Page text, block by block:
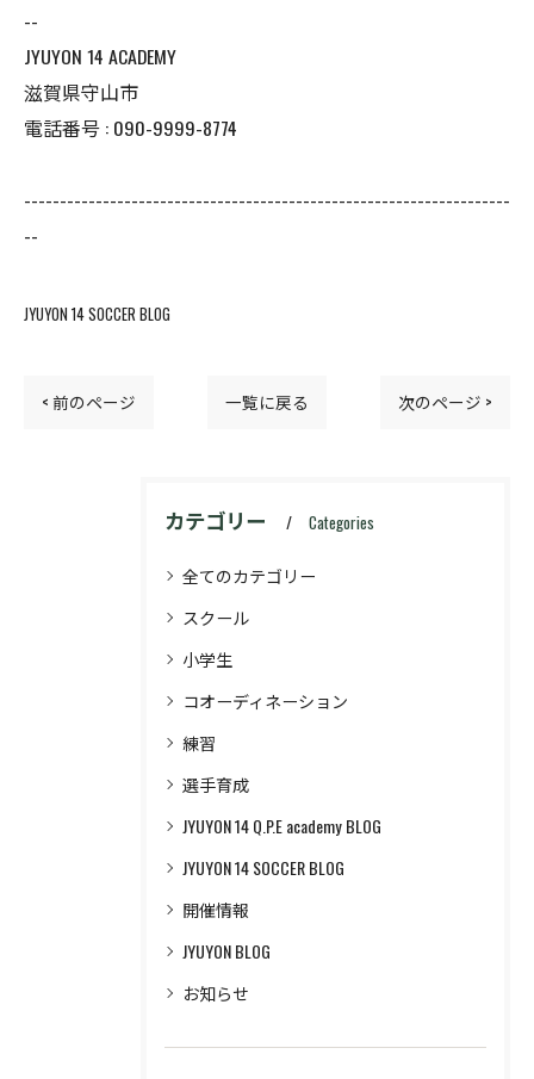
--
JYUYON 14 ACADEMY
滋賀県守山市
電話番号 : 090-9999-8774
--------------------------------------------------------------------
--
JYUYON 14 SOCCER BLOG
< 前のページ 一覧に戻る 次のページ >
カテゴリー Categories
全てのカテゴリー
スクール
小学生
コオーディネーション
練習
選手育成
JYUYON 14 Q.P.E academy BLOG
JYUYON 14 SOCCER BLOG
開催情報
JYUYON BLOG
お知らせ